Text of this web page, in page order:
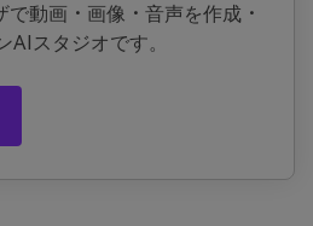
で動画・画像・音声を作成・
AIスタジオです。